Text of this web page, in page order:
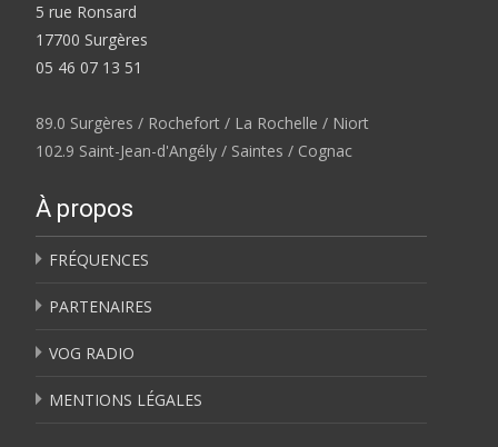
5 rue Ronsard
17700 Surgères
05 46 07 13 51
89.0 Surgères / Rochefort / La Rochelle / Niort
102.9 Saint-Jean-d'Angély / Saintes / Cognac
À propos
FRÉQUENCES
PARTENAIRES
VOG RADIO
MENTIONS LÉGALES